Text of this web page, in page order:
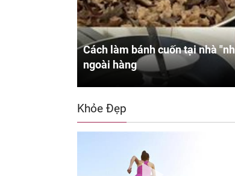
Cách làm bánh cuốn tại nhà
ngoài hàng
Khỏe Đẹp